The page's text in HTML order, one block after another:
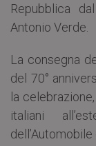
Repubblica
Antonio Verde.
La consegna
del 70°
la
italiani